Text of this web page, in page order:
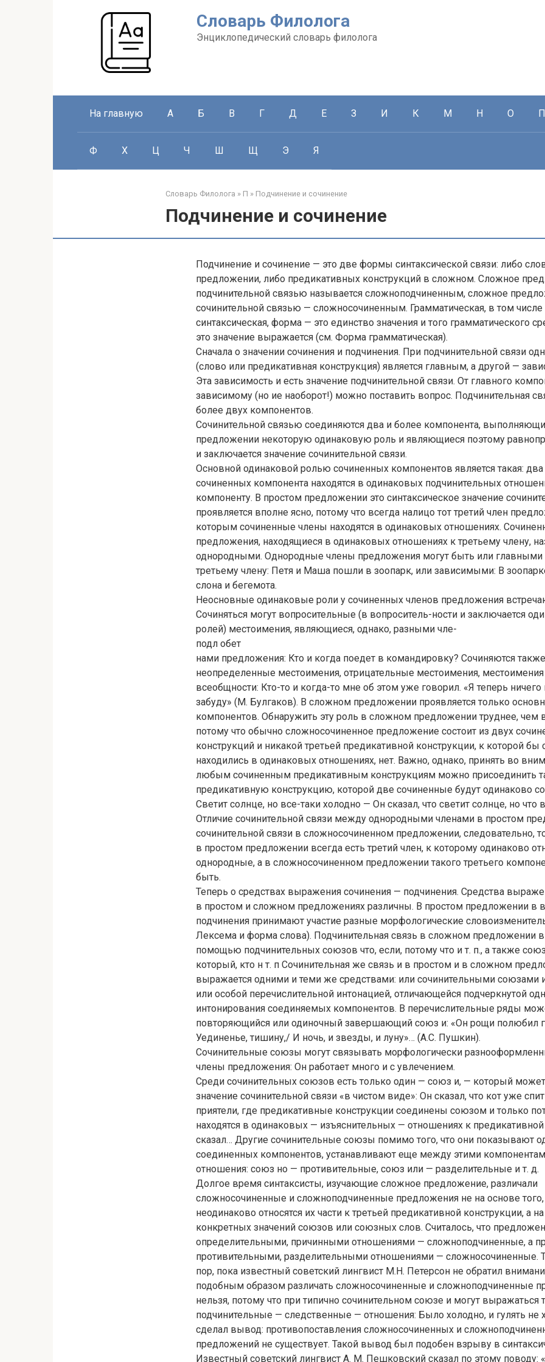
Словарь Филолога
Энциклопедический словарь филолога
На главную А Б В Г Д Е З И К М Н О П
Ф Х Ц Ч Ш Щ Э Я
Словарь Филолога » П » Подчинение и сочинение
Подчинение и сочинение
Подчинение и сочинение — это две формы синтаксической связи: либо
предложении, либо предикативных конструкций в сложном. Сложное
подчинительной связью называется сложноподчиненным, сложное
сочинительной связью — сложносочиненным. Грамматическая, в том числе
синтаксическая, форма — это единство значения и того грамматического
это значение выражается (см. Форма грамматическая).
Сначала о значении сочинения и подчинения. При подчинительной связи
(слово или предикативная конструкция) является главным, а другой —
Эта зависимость и есть значение подчинительной связи. От главного
зависимому (но ие наоборот!) можно поставить вопрос. Подчинительная
более двух компонентов.
Сочинительной связью соединяются два и более компонента,
предложении некоторую одинаковую роль и являющиеся поэтому
и заключается значение сочинительной связи.
Основной одинаковой ролью сочиненных компонентов является такая:
сочиненных компонента находятся в одинаковых подчинительных
компоненту. В простом предложении это синтаксическое значение
проявляется вполне ясно, потому что всегда налицо тот третий член
которым сочиненные члены находятся в одинаковых отношениях.
предложения, находящиеся в одинаковых отношениях к третьему члену,
однородными. Однородные члены предложения могут быть или
третьему члену: Петя и Маша пошли в зоопарк, или зависимыми: В
слона и бегемота.
Неосновные одинаковые роли у сочиненных членов предложения
Сочиняться могут вопросительные (в вопроситель-ности и заключается
ролей) местоимения, являющиеся, однако, разными чле-
подл обет
нами предложения: Кто и когда поедет в командировку? Сочиняются также
неопределенные местоимения, отрицательные местоимения,
всеобщности: Кто-то и когда-то мне об этом уже говорил. «Я теперь ничего
забуду» (М. Булгаков). В сложном предложении проявляется только
компонентов. Обнаружить эту роль в сложном предложении труднее, чем
потому что обычно сложносочиненное предложение состоит из двух
конструкций и никакой третьей предикативной конструкции, к которой бы
находились в одинаковых отношениях, нет. Важно, однако, принять во
любым сочиненным предикативным конструкциям можно присоединить
предикативную конструкцию, которой две сочиненные будут одинаково
Светит солнце, но все-таки холодно — Он сказал, что светит солнце, но что
Отличие сочинительной связи между однородными членами в простом
сочинительной связи в сложносочиненном предложении, следовательно,
в простом предложении всегда есть третий член, к которому одинаково
однородные, а в сложносочиненном предложении такого третьего
быть.
Теперь о средствах выражения сочинения — подчинения. Средства
в простом и сложном предложениях различны. В простом предложении в
подчинения принимают участие разные морфологические
Лексема и форма слова). Подчинительная связь в сложном предложении
помощью подчинительных союзов что, если, потому что и т. п., а также
который, кто н т. п Сочинительная же связь и в простом и в сложном
выражается одними и теми же средствами: или сочинительными союзами
или особой перечислительной интонацией, отличающейся подчеркнутой
интонирования соединяемых компонентов. В перечислительные ряды
повторяющийся или одиночный завершающий союз и: «Он рощи полюбил
Уединенье, тишину,/ И ночь, и звезды, и луну»… (А.С. Пушкин).
Сочинительные союзы могут связывать морфологически
члены предложения: Он работает много и с увлечением.
Среди сочинительных союзов есть только один — союз и, — который
значение сочинительной связи «в чистом виде»: Он сказал, что кот уже
приятели, где предикативные конструкции соединены союзом и только
находятся в одинаковых — изъяснительных — отношениях к
сказал… Другие сочинительные союзы помимо того, что они показывают
соединенных компонентов, устанавливают еще между этими
отношения: союз но — противительные, союз или — разделительные и т. д.
Долгое время синтаксисты, изучающие сложное предложение, различали
сложносочиненные и сложноподчиненные предложения не на основе
неодинаково относятся их части к третьей предикативной конструкции, а
конкретных значений союзов или союзных слов. Считалось, что
определительными, причинными отношениями — сложноподчиненные, а
противительными, разделительными отношениями — сложносочиненные.
пор, пока известный советский лингвист М.Н. Петерсон не обратил
подобным образом различать сложносочиненные и сложноподчиненные
нельзя, потому что при типично сочинительном союзе и могут выражаться
подчинительные — следственные — отношения: Было холодно, и гулять не
сделал вывод: противопоставления сложносочиненных и
предложений не существует. Такой вывод был подобен взрыву в
Известный советский лингвист А. М. Пешковский сказал по этому поводу: